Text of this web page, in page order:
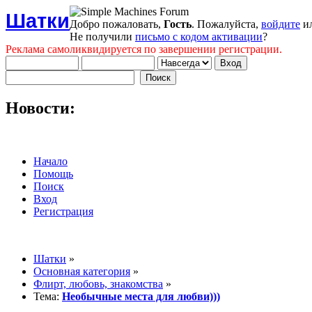
ШаткиДобро пожаловать, Гость. Пожалуйста, войдите
Не получили письмо с кодом активации?
Реклама самоликвидируется по завершении регистрации.
Новости:
Начало
Помощь
Поиск
Вход
Регистрация
Шатки »
Основная категория »
Флирт, любовь, знакомства »
Тема: Необычные места для любви)))